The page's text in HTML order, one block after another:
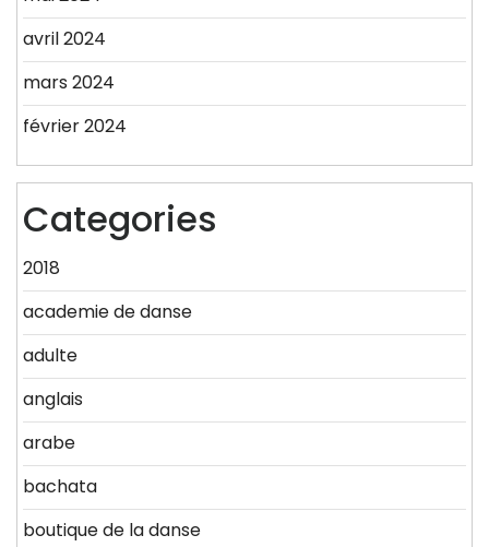
avril 2024
mars 2024
février 2024
Categories
2018
academie de danse
adulte
anglais
arabe
bachata
boutique de la danse